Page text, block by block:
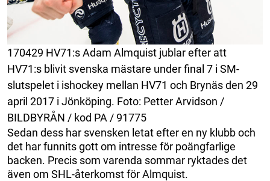
170429 HV71:s Adam Almquist jublar efter att
HV71:s blivit svenska mästare under final 7 i SM-
slutspelet i ishockey mellan HV71 och Brynäs den 29
april 2017 i Jönköping. Foto: Petter Arvidson /
BILDBYRÅN / kod PA / 91775
Sedan dess har svensken letat efter en ny klubb och
det har funnits gott om intresse för poängfarlige
backen. Precis som varenda sommar ryktades det
även om SHL-återkomst för Almquist.